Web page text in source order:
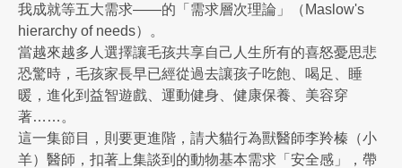
我成就等五大需求——的「需求層次理論」（Maslow's
hierarchy of needs）。
當越來越多人選擇讓毛孩共享自己人生所有的喜怒憂思悲
恐驚時，毛孩家長早已經從過去讓孩子吃飽、喝足、睡
暖，進化到益智遊戲、運動健身、健康保養、美容穿
著……。
這一集節目，則要更進階，請犬貓行為獸醫師李羚榛（小
羊）醫師，扣著上集談到的動物基本需求「安全感」，帶